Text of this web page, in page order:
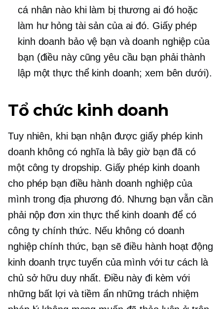
cá nhân nào khi làm bị thương ai đó hoặc
làm hư hỏng tài sản của ai đó. Giấy phép
kinh doanh bảo vệ bạn và doanh nghiệp của
bạn (điều này cũng yêu cầu bạn phải thành
lập một thực thể kinh doanh; xem bên dưới).
Tổ chức kinh doanh
Tuy nhiên, khi bạn nhận được giấy phép kinh
doanh không có nghĩa là bây giờ bạn đã có
một công ty dropship. Giấy phép kinh doanh
cho phép bạn điều hành doanh nghiệp của
mình trong địa phương đó. Nhưng bạn vẫn cần
phải nộp đơn xin thực thể kinh doanh để có
công ty chính thức. Nếu không có doanh
nghiệp chính thức, bạn sẽ điều hành hoạt động
kinh doanh trực tuyến của mình với tư cách là
chủ sở hữu duy nhất. Điều này đi kèm với
những bất lợi và tiềm ẩn những trách nhiệm